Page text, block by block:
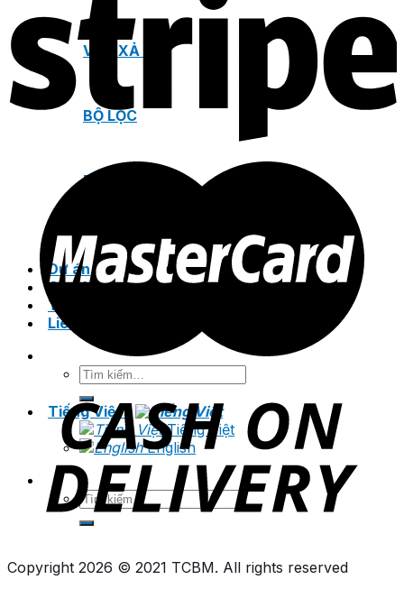
VAN XẢ KHÍ
BỘ LỌC
BỘ NỐI
Dự án
Catalogue
Tin tức
Liên hệ
Tìm
Tiếng Việt
Tiếng Việt
English
Tìm
kiếm:
Copyright 2026 © 2021 TCBM. All rights reserved